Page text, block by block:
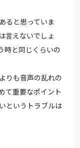
ると思っていま
言えないでしょ
時と同じくらいの
りも音声の乱れの
て重要なポイント
というトラブルは